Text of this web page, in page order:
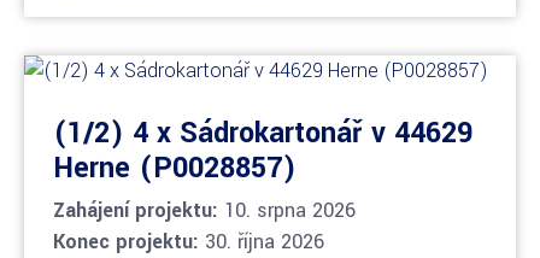
(1/2) 4 x Sádrokartonář v 44629
Herne (P0028857)
Zahájení projektu: 10. srpna 2026
Konec projektu: 30. října 2026